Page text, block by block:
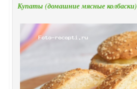
Купаты (домашние мясные колбаски)